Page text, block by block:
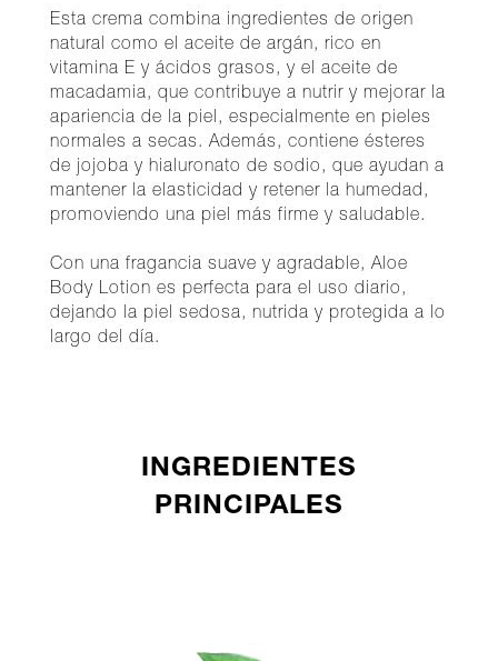
Esta crema combina ingredientes de origen
natural como el aceite de argán, rico en
vitamina E y ácidos grasos, y el aceite de
macadamia, que contribuye a nutrir y mejorar la
apariencia de la piel, especialmente en pieles
normales a secas. Además, contiene ésteres
de jojoba y hialuronato de sodio, que ayudan a
mantener la elasticidad y retener la humedad,
promoviendo una piel más firme y saludable.
Con una fragancia suave y agradable, Aloe
Body Lotion es perfecta para el uso diario,
dejando la piel sedosa, nutrida y protegida a lo
largo del día.
INGREDIENTES
PRINCIPALES